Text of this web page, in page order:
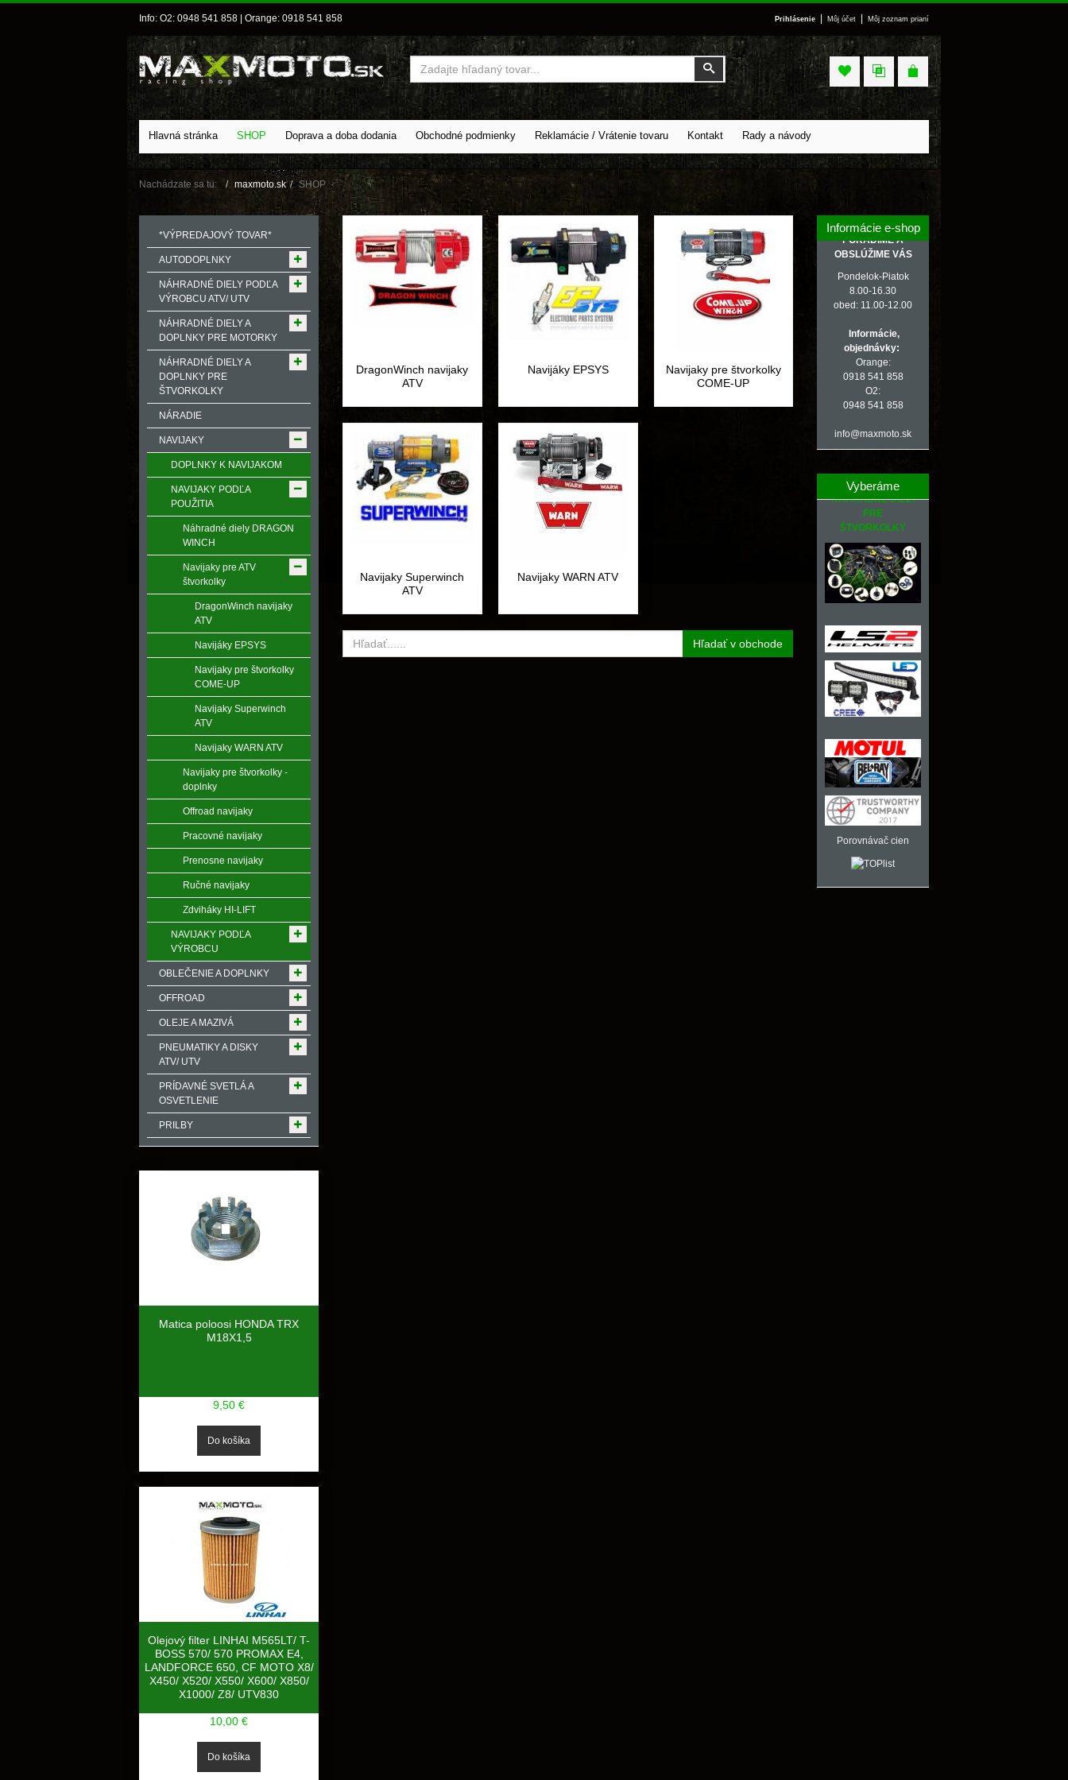
Info: O2: 0948 541 858 | Orange: 0918 541 858 Prihlásenie Môj účet Môj zoznam prianí
Vyhľadať
Vyhľadať
Hlavná stránka SHOP Doprava a doba dodania Obchodné podmienky Reklamácie / Vrátenie tovaru Kontakt Rady a návody
Nachádzate sa tu: maxmoto.sk SHOP
DragonWinch navijaky
ATV
Navijáky EPSYS
Navijaky pre štvorkolky
COME-UP
Navijaky Superwinch
ATV
Navijaky WARN ATV
Hľadať v obchode
*VÝPREDAJOVÝ TOVAR*
AUTODOPLNKY
NÁHRADNÉ DIELY PODĽA
VÝROBCU ATV/ UTV
NÁHRADNÉ DIELY A
DOPLNKY PRE MOTORKY
NÁHRADNÉ DIELY A
DOPLNKY PRE
ŠTVORKOLKY
NÁRADIE
NAVIJAKY
DOPLNKY K NAVIJAKOM
NAVIJAKY PODĽA
POUŽITIA
Náhradné diely DRAGON
WINCH
Navijaky pre ATV
štvorkolky
DragonWinch navijaky
ATV
Navijáky EPSYS
Navijaky pre štvorkolky
COME-UP
Navijaky Superwinch
ATV
Navijaky WARN ATV
Navijaky pre štvorkolky -
doplnky
Offroad navijaky
Pracovné navijaky
Prenosne navijaky
Ručné navijaky
Zdviháky HI-LIFT
NAVIJAKY PODĽA
VÝROBCU
OBLEČENIE A DOPLNKY
OFFROAD
OLEJE A MAZIVÁ
PNEUMATIKY A DISKY
ATV/ UTV
PRÍDAVNÉ SVETLÁ A
OSVETLENIE
PRILBY
Matica poloosi HONDA TRX
M18X1,5
9,50 €
Olejový filter LINHAI M565LT/ T-
BOSS 570/ 570 PROMAX E4,
LANDFORCE 650, CF MOTO X8/
X450/ X520/ X550/ X600/ X850/
X1000/ Z8/ UTV830
10,00 €
Informácie e-shop
PORADÍME A
OBSLÚŽIME VÁS
Pondelok-Piatok
8.00-16.30
obed: 11.00-12.00
Informácie,
objednávky:
Orange:
0918 541 858
O2:
0948 541 858
info@maxmoto.sk
Vyberáme
NÁHRADNÉ DIELY
PRE
ŠTVORKOLKY
Porovnávač cien